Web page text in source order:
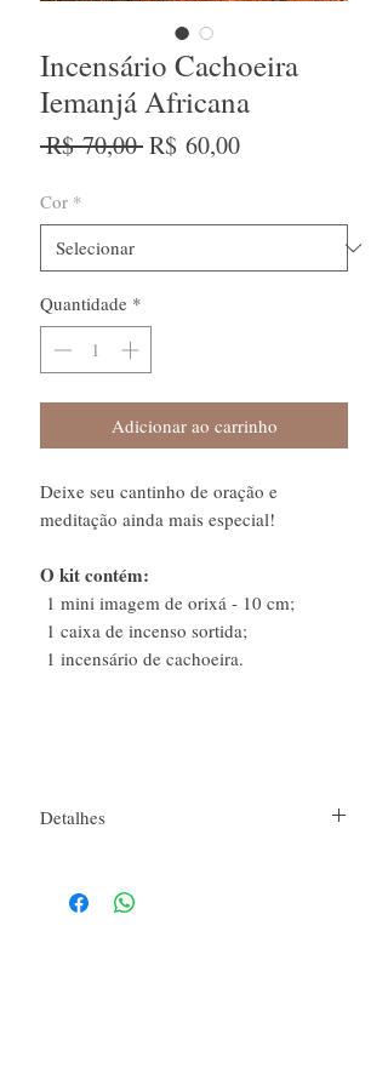
Incensário Cachoeira
Iemanjá Africana
R$ 70,00 Preço
R$ 60,00Preço
Cor *
Quantidade *
Adicionar ao carrinho
Deixe seu cantinho de oração e
meditação ainda mais especial!
O kit contém:
1 mini imagem de orixá - 10 cm;
1 caixa de incenso sortida;
1 incensário de cachoeira.
Detalhes